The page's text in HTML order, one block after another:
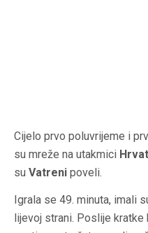
Cijelo prvo poluvrijeme i
su mreže na utakmici
su Vatreni poveli.
Igrala se 49. minuta, imali
lijevoj strani. Poslije kratke